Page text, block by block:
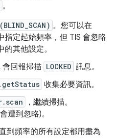
。
。您可以在
指定起始頻率，但 TIS 會忽略
的其他設定。
回報掃描 LOCKED 訊息。
收集必要資訊。
，繼續掃描。
會遭到忽略)。
到頻率的所有設定都用盡為